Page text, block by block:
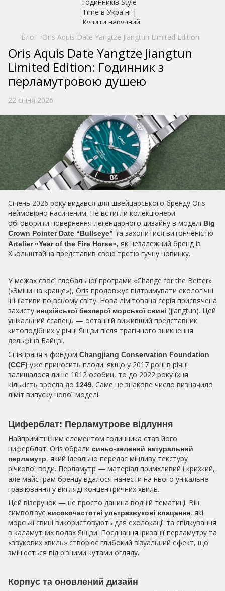
Блог Oris Aquis Date Yangtze Jiangtun Limited Edition
Oris Aquis Date Yangtze Jiangtun
Limited Edition: Годинник з
перламутровою душею
22 січня 2026
Січень 2026 року видався для швейцарського бренду Oris
неймовірно насиченим. Не встигли колекціонери
обговорити повернення легендарного дизайну в моделі Big
Crown Pointer Date “Bullseye” та захопитися витонченістю
Artelier «Year of the Fire Horse», як незалежний бренд із
Хьольштайна представив свою третю гучну новинку.
У межах своєї глобальної програми «Change for the Better»
(«Зміни на краще»), Oris продовжує підтримувати екологічні
ініціативи по всьому світу. Нова лімітована серія присвячена
захисту янцзійської безперої морської свині (jiangtun). Цей
унікальний ссавець — останній виживший представник
китоподібних у річці Янцзи після трагічного зникнення
дельфіна Байцзі.
Співпраця з фондом Changjiang Conservation Foundation
(CCF) уже приносить плоди: якщо у 2017 році в річці
залишалося лише 1012 особин, то до 2022 року їхня
кількість зросла до 1249. Саме це знакове число визначило
ліміт випуску нової моделі.
Циферблат: Перламутрове відлуння
Найпримітнішим елементом годинника став його
циферблат. Oris обрали синьо-зелений натуральний
перламутр, який ідеально передає мінливу текстуру
річкової води. Перламутр — матеріал примхливий і крихкий,
але майстрам бренду вдалося нанести на нього унікальне
гравіювання у вигляді концентричних хвиль.
Цей візерунок — не просто данина водній тематиці. Він
символізує високочастотні ультразвукові клацання, які
морські свині використовують для ехолокації та спілкування
в каламутних водах Янцзи. Поєднання іризації перламутру та
«звукових хвиль» створює глибокий візуальний ефект, що
змінюється під різними кутами огляду.
Корпус та оновлений дизайн